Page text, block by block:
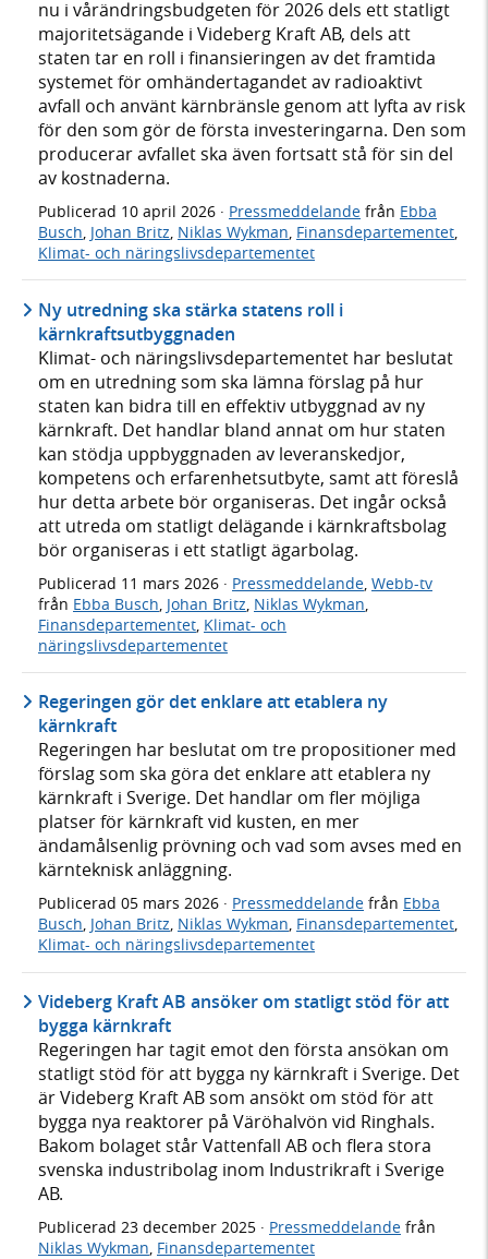
nu i vårändringsbudgeten för 2026 dels ett statligt
majoritetsägande i Videberg Kraft AB, dels att
staten tar en roll i finansieringen av det framtida
systemet för omhändertagandet av radioaktivt
avfall och använt kärnbränsle genom att lyfta av risk
för den som gör de första investeringarna. Den som
producerar avfallet ska även fortsatt stå för sin del
av kostnaderna.
Publicerad 10 april 2026 · Pressmeddelande från Ebba
Busch, Johan Britz, Niklas Wykman, Finansdepartementet,
Klimat- och näringslivsdepartementet
Ny utredning ska stärka statens roll i
kärnkraftsutbyggnaden
Klimat- och näringslivsdepartementet har beslutat
om en utredning som ska lämna förslag på hur
staten kan bidra till en effektiv utbyggnad av ny
kärnkraft. Det handlar bland annat om hur staten
kan stödja uppbyggnaden av leveranskedjor,
kompetens och erfarenhetsutbyte, samt att föreslå
hur detta arbete bör organiseras. Det ingår också
att utreda om statligt delägande i kärnkraftsbolag
bör organiseras i ett statligt ägarbolag.
Publicerad 11 mars 2026 · Pressmeddelande Webb-tv
från Ebba Busch Johan Britz Niklas Wykman
Finansdepartementet Klimat- och
näringslivsdepartementet
Regeringen gör det enklare att etablera ny
kärnkraft
Regeringen har beslutat om tre propositioner med
förslag som ska göra det enklare att etablera ny
kärnkraft i Sverige. Det handlar om fler möjliga
platser för kärnkraft vid kusten, en mer
ändamålsenlig prövning och vad som avses med en
kärnteknisk anläggning.
Publicerad 05 mars 2026 · Pressmeddelande från Ebba
Busch, Johan Britz, Niklas Wykman, Finansdepartementet,
Klimat- och näringslivsdepartementet
Videberg Kraft AB ansöker om statligt stöd för att
bygga kärnkraft
Regeringen har tagit emot den första ansökan om
statligt stöd för att bygga ny kärnkraft i Sverige. Det
är Videberg Kraft AB som ansökt om stöd för att
bygga nya reaktorer på Väröhalvön vid Ringhals.
Bakom bolaget står Vattenfall AB och flera stora
svenska industribolag inom Industrikraft i Sverige
AB.
Publicerad 23 december 2025 · Pressmeddelande från
Niklas Wykman, Finansdepartementet